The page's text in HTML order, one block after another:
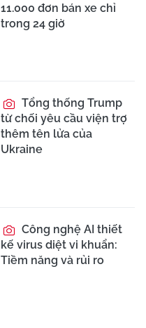
11.000 đơn bán xe chỉ
trong 24 giờ
Tổng thống Trump
từ chối yêu cầu viện trợ
thêm tên lửa của
Ukraine
Công nghệ AI thiết
kế virus diệt vi khuẩn:
Tiềm năng và rủi ro